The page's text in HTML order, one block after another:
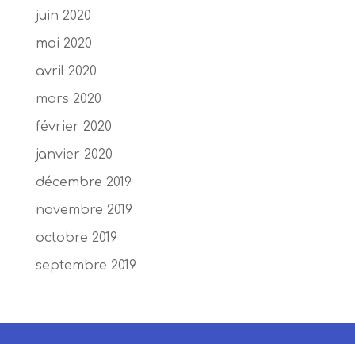
juin 2020
mai 2020
avril 2020
mars 2020
février 2020
janvier 2020
décembre 2019
novembre 2019
octobre 2019
septembre 2019